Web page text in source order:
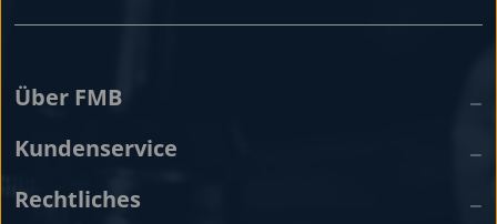
Über FMB
Kundenservice
Rechtliches